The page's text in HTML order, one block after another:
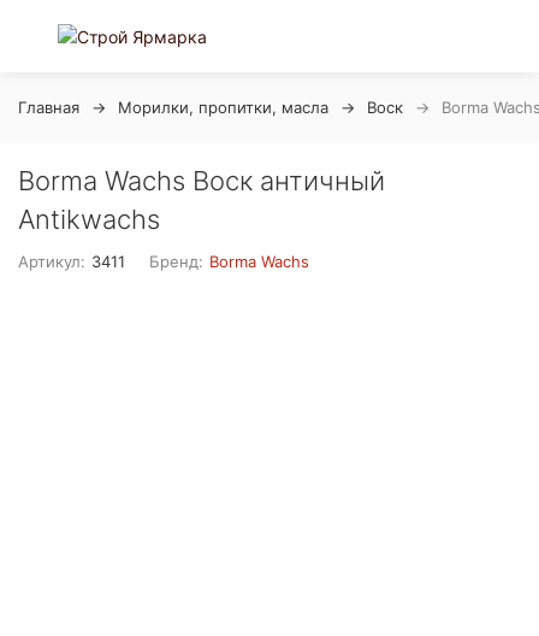
Главная Морилки, пропитки, масла Воск Borma
Borma Wachs Воск античный
Antikwachs
Артикул: 3411 Бренд: Borma Wachs